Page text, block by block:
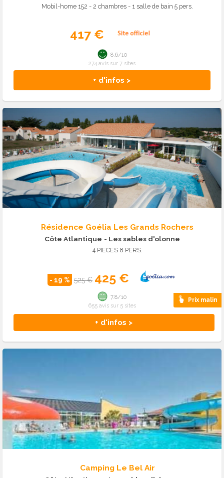
Mobil-home 152 - 2 chambres - 1 salle de bain 5 pers.
417 €
+ d'infos >
8.6/10
274 avis sur 7 sites
Résidence Goélia Les Grands Rochers
Côte Atlantique - Les sables d'olonne
4 PIECES 8 PERS.
- 19 % 525 € 425 €
Prix malin
+ d'infos >
7.8/10
655 avis sur 5 sites
Camping Le Bel Air